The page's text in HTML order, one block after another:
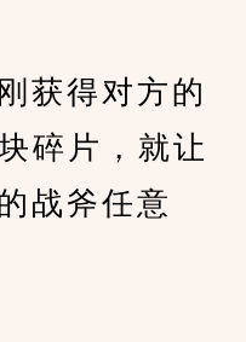
得对方的
碎片，就让
战斧任意